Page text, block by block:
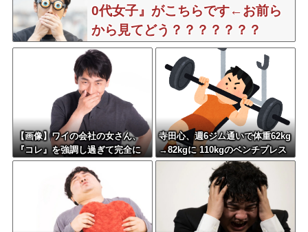
0代女子』がこちらです←お前ら
から見てどう？？？？？？？
【画像】ワイの会社の女さん、
『コレ』を強調し過ぎて完全に
あたしこ枠を狙ってるんだがw w
w w w w w w w w w w
寺田心、週6ジム通いで体重62kg
→82kgに 110kgのベンチプレス
持ち上げる姿披露